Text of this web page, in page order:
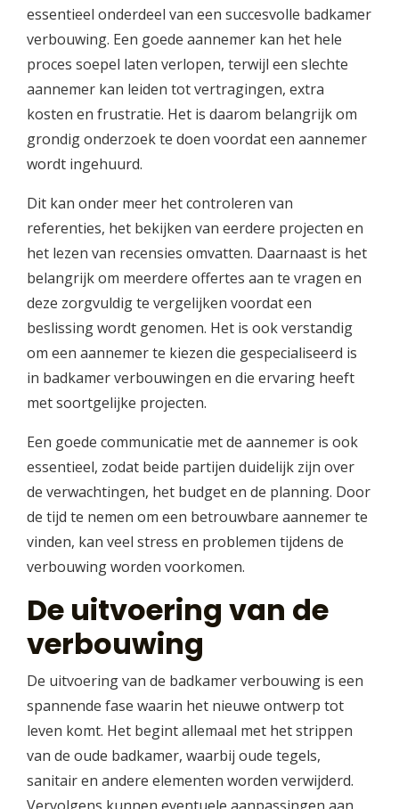
essentieel onderdeel van een succesvolle badkamer
verbouwing. Een goede aannemer kan het hele
proces soepel laten verlopen, terwijl een slechte
aannemer kan leiden tot vertragingen, extra
kosten en frustratie. Het is daarom belangrijk om
grondig onderzoek te doen voordat een aannemer
wordt ingehuurd.
Dit kan onder meer het controleren van
referenties, het bekijken van eerdere projecten en
het lezen van recensies omvatten. Daarnaast is het
belangrijk om meerdere offertes aan te vragen en
deze zorgvuldig te vergelijken voordat een
beslissing wordt genomen. Het is ook verstandig
om een aannemer te kiezen die gespecialiseerd is
in badkamer verbouwingen en die ervaring heeft
met soortgelijke projecten.
Een goede communicatie met de aannemer is ook
essentieel, zodat beide partijen duidelijk zijn over
de verwachtingen, het budget en de planning. Door
de tijd te nemen om een betrouwbare aannemer te
vinden, kan veel stress en problemen tijdens de
verbouwing worden voorkomen.
De uitvoering van de
verbouwing
De uitvoering van de badkamer verbouwing is een
spannende fase waarin het nieuwe ontwerp tot
leven komt. Het begint allemaal met het strippen
van de oude badkamer, waarbij oude tegels,
sanitair en andere elementen worden verwijderd.
Vervolgens kunnen eventuele aanpassingen aan